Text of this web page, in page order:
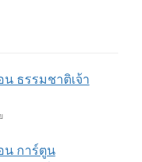
น ธรรมชาติเจ้า
น การ์ตูน